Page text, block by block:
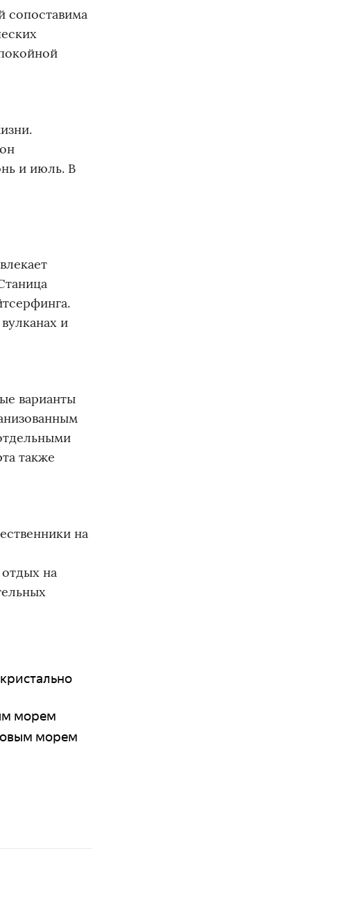
сопоставима
и июль. В
и
варианты
также
на
на
морем
морем